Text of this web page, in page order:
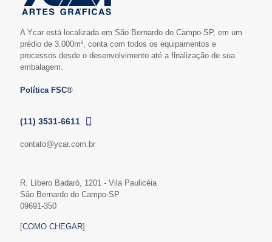
A Ycar está localizada em São Bernardo do Campo-SP, em um
prédio de 3.000m², conta com todos os equipamentos e
processos desde o desenvolvimento até a finalização de sua
embalagem.
Política FSC®
(11) 3531-6611
contato@ycar.com.br
R. Líbero Badaró, 1201 - Vila Paulicéia
São Bernardo do Campo-SP
09691-350
[COMO CHEGAR]